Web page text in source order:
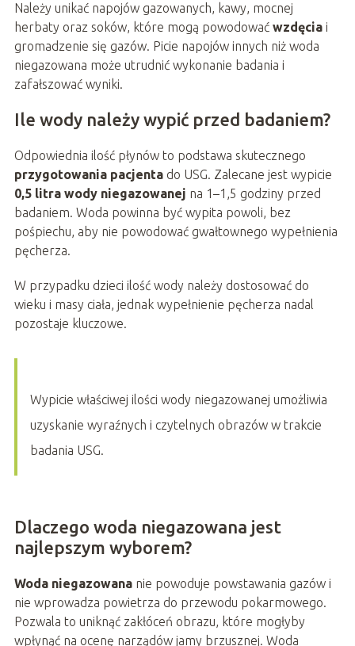
Należy unikać napojów gazowanych, kawy, mocnej
herbaty oraz soków, które mogą powodować wzdęciai
gromadzenie się gazów. Picie napojów innych niż woda
niegazowana może utrudnić wykonanie badania i
zafałszować wyniki.
Ile wody należy wypić przed badaniem?
Odpowiednia ilość płynów to podstawa skutecznego
przygotowania pacjentado USG. Zalecane jest wypicie
0,5 litra wody niegazowanej na 1–1,5 godziny przed
badaniem. Woda powinna być wypita powoli, bez
pośpiechu, aby nie powodować gwałtownego wypełnienia
pęcherza.
W przypadku dzieci ilość wody należy dostosować do
wieku i masy ciała, jednak wypełnienie pęcherza nadal
pozostaje kluczowe.
Wypicie właściwej ilości wody niegazowanej umożliwia
uzyskanie wyraźnych i czytelnych obrazów w trakcie
badania USG.
Dlaczego woda niegazowana jest
najlepszym wyborem?
Woda niegazowananie powoduje powstawania gazów i
nie wprowadza powietrza do przewodu pokarmowego.
Pozwala to uniknąć zakłóceń obrazu, które mogłyby
wpłynąć na ocenę narządów jamy brzusznej. Woda